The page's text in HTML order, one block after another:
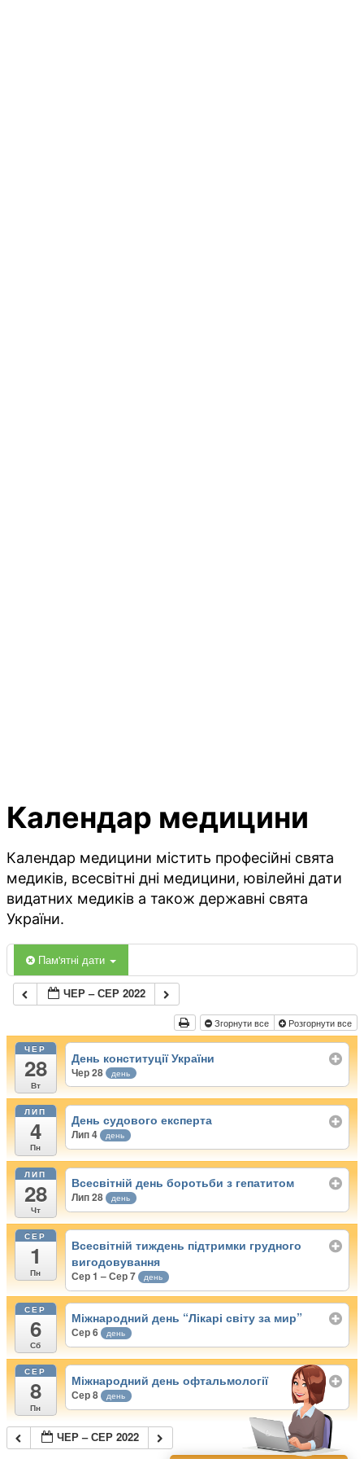
Календар медицини
Календар медицини містить професійні свята
медиків, всесвітні дні медицини, ювілейні дати
видатних медиків а також державні свята
України.
Пам'ятні дати
ЧЕР – СЕР 2022
Згорнути все Розгорнути все
ЧЕР
28
Вт
День конституції України
Чер 28 день
ЛИП
4
Пн
День судового експерта
Лип 4 день
ЛИП
28
Чт
Всесвітній день боротьби з гепатитом
Лип 28 день
СЕР
1
Пн
Всесвітній тиждень підтримки грудного
вигодовування
Сер 1 – Сер 7 день
СЕР
6
Сб
Міжнародний день “Лікарі світу за мир”
Сер 6 день
СЕР
8
Пн
Міжнародний день офтальмології
Сер 8 день
ЧЕР – СЕР 2022